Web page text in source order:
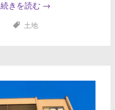
続きを読む →
土地